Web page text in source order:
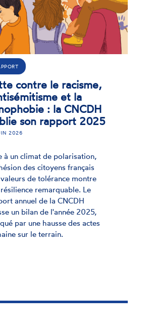
AUTRE
Evaluation du Plan de
lutte contre le racisme
et l’antisémitisme 2023-
2026 : un bilan très
décevant
26 MARS 2026
Dans une évaluation publiée le 26
mars 2026, la CNCDH dresse un
bilan sévère de la mise en œuvre
du « Plan national de lutte contre le
racisme, l’antisémitisme et les
discriminations liées à l’origine »
(PRADO).